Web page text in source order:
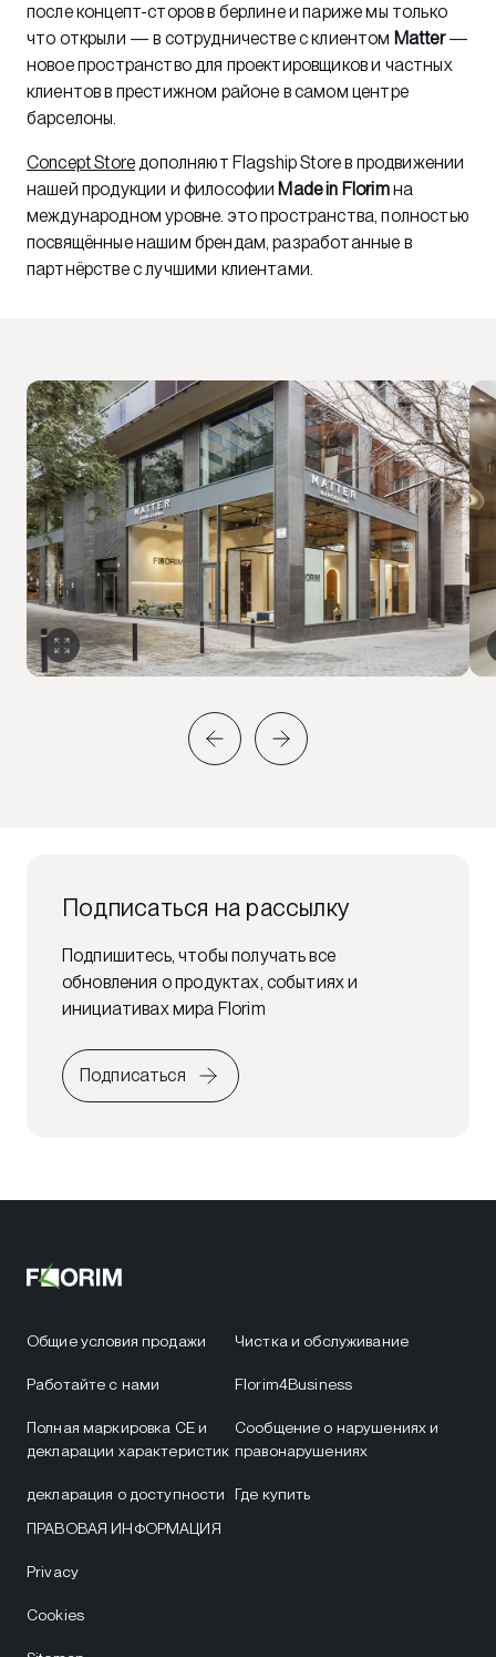
после концепт-сторов в берлине и париже мы только
что открыли — в сотрудничестве с клиентом Matter—
новое пространство для проектировщиков и частных
клиентов в престижном районе в самом центре
барселоны.
Concept Storeдополняют Flagship Store в продвижении
нашей продукции и философии Made in Florimна
международном уровне. это пространства, полностью
посвящённые нашим брендам, разработанные в
партнёрстве с лучшими клиентами.
Подписаться на рассылку
Подпишитесь, чтобы получать все
обновления о продуктах, событиях и
инициативах мира Florim
Подписаться
Общие условия продажи
Работайте с нами
Полная маркировка CE и
декларации характеристик
декларация о доступности
Чистка и обслуживание
Florim4Business
Сообщение о нарушениях и
правонарушениях
Где купить
ПРАВОВАЯ ИНФОРМАЦИЯ
Privacy
Cookies